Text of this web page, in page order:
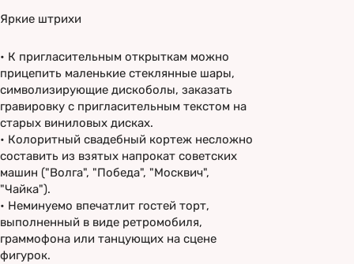
Яркие штрихи
• К пригласительным открыткам можно
прицепить маленькие стеклянные шары,
символизирующие дискоболы, заказать
гравировку с пригласительным текстом на
старых виниловых дисках.
• Колоритный свадебный кортеж несложно
составить из взятых напрокат советских
машин ("Волга", "Победа", "Москвич",
"Чайка").
• Неминуемо впечатлит гостей торт,
выполненный в виде ретромобиля,
граммофона или танцующих на сцене
фигурок.